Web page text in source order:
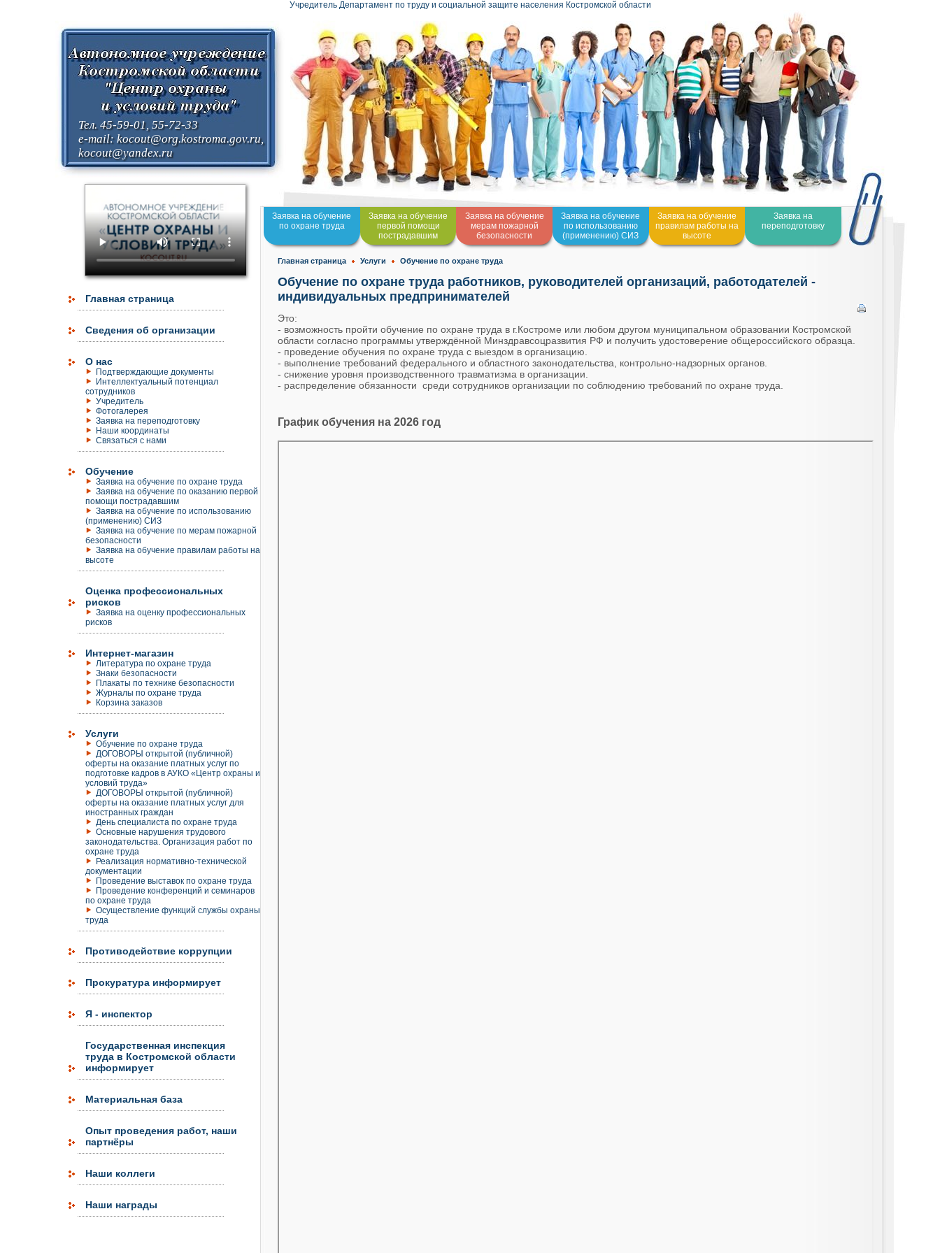
Учредитель Департамент по труду и социальной защите населения Костромской области
Тел. 45-59-01, 55-72-33
e-mail:kocout@org.kostroma.gov.ru,
kocout@yandex.ru
Главная страница
Сведения об организации
О нас
Подтверждающие документы
Интеллектуальный потенциал
сотрудников
Учредитель
Фотогалерея
Заявка на переподготовку
Наши координаты
Связаться с нами
Обучение
Заявка на обучение по охране труда
Заявка на обучение по оказанию первой
помощи пострадавшим
Заявка на обучение по использованию
(применению) СИЗ
Заявка на обучение по мерам пожарной
безопасности
Заявка на обучение правилам работы на
высоте
Оценка профессиональных
рисков
Заявка на оценку профессиональных
рисков
Интернет-магазин
Литература по охране труда
Знаки безопасности
Плакаты по технике безопасности
Журналы по охране труда
Корзина заказов
Услуги
Обучение по охране труда
ДОГОВОРЫ открытой (публичной)
оферты на оказание платных услуг по
подготовке кадров в АУКО «Центр охраны и
условий труда»
ДОГОВОРЫ открытой (публичной)
оферты на оказание платных услуг для
иностранных граждан
День специалиста по охране труда
Основные нарушения трудового
законодательства. Организация работ по
охране труда
Реализация нормативно-технической
документации
Проведение выставок по охране труда
Проведение конференций и семинаров
по охране труда
Осуществление функций службы охраны
труда
Противодействие коррупции
Прокуратура информирует
Я - инспектор
Государственная инспекция
труда в Костромской области
информирует
Материальная база
Опыт проведения работ, наши
партнёры
Наши коллеги
Наши награды
Заявка на обучение
по охране труда
Заявка на обучение
первой помощи
пострадавшим
Заявка на обучение
мерам пожарной
безопасности
Заявка на обучение
по использованию
(применению) СИЗ
Заявка на обучение
правилам работы на
высоте
Заявка на
переподготовку
Главная страница Услуги Обучение по охране труда
Обучение по охране труда работников, руководителей организаций, работодателей -
индивидуальных предпринимателей
Это:
- возможность пройти обучение по охране труда в г.Костроме или любом другом муниципальном образовании Костромской
области согласно программы утверждённой Минздравсоцразвития РФ и получить удостоверение общероссийского образца.
- проведение обучения по охране труда с выездом в организацию.
- выполнение требований федерального и областного законодательства, контрольно-надзорных органов.
- снижение уровня производственного травматизма в организации.
- распределение обязанности среди сотрудников организации по соблюдению требований по охране труда.
График обучения на 2026 год